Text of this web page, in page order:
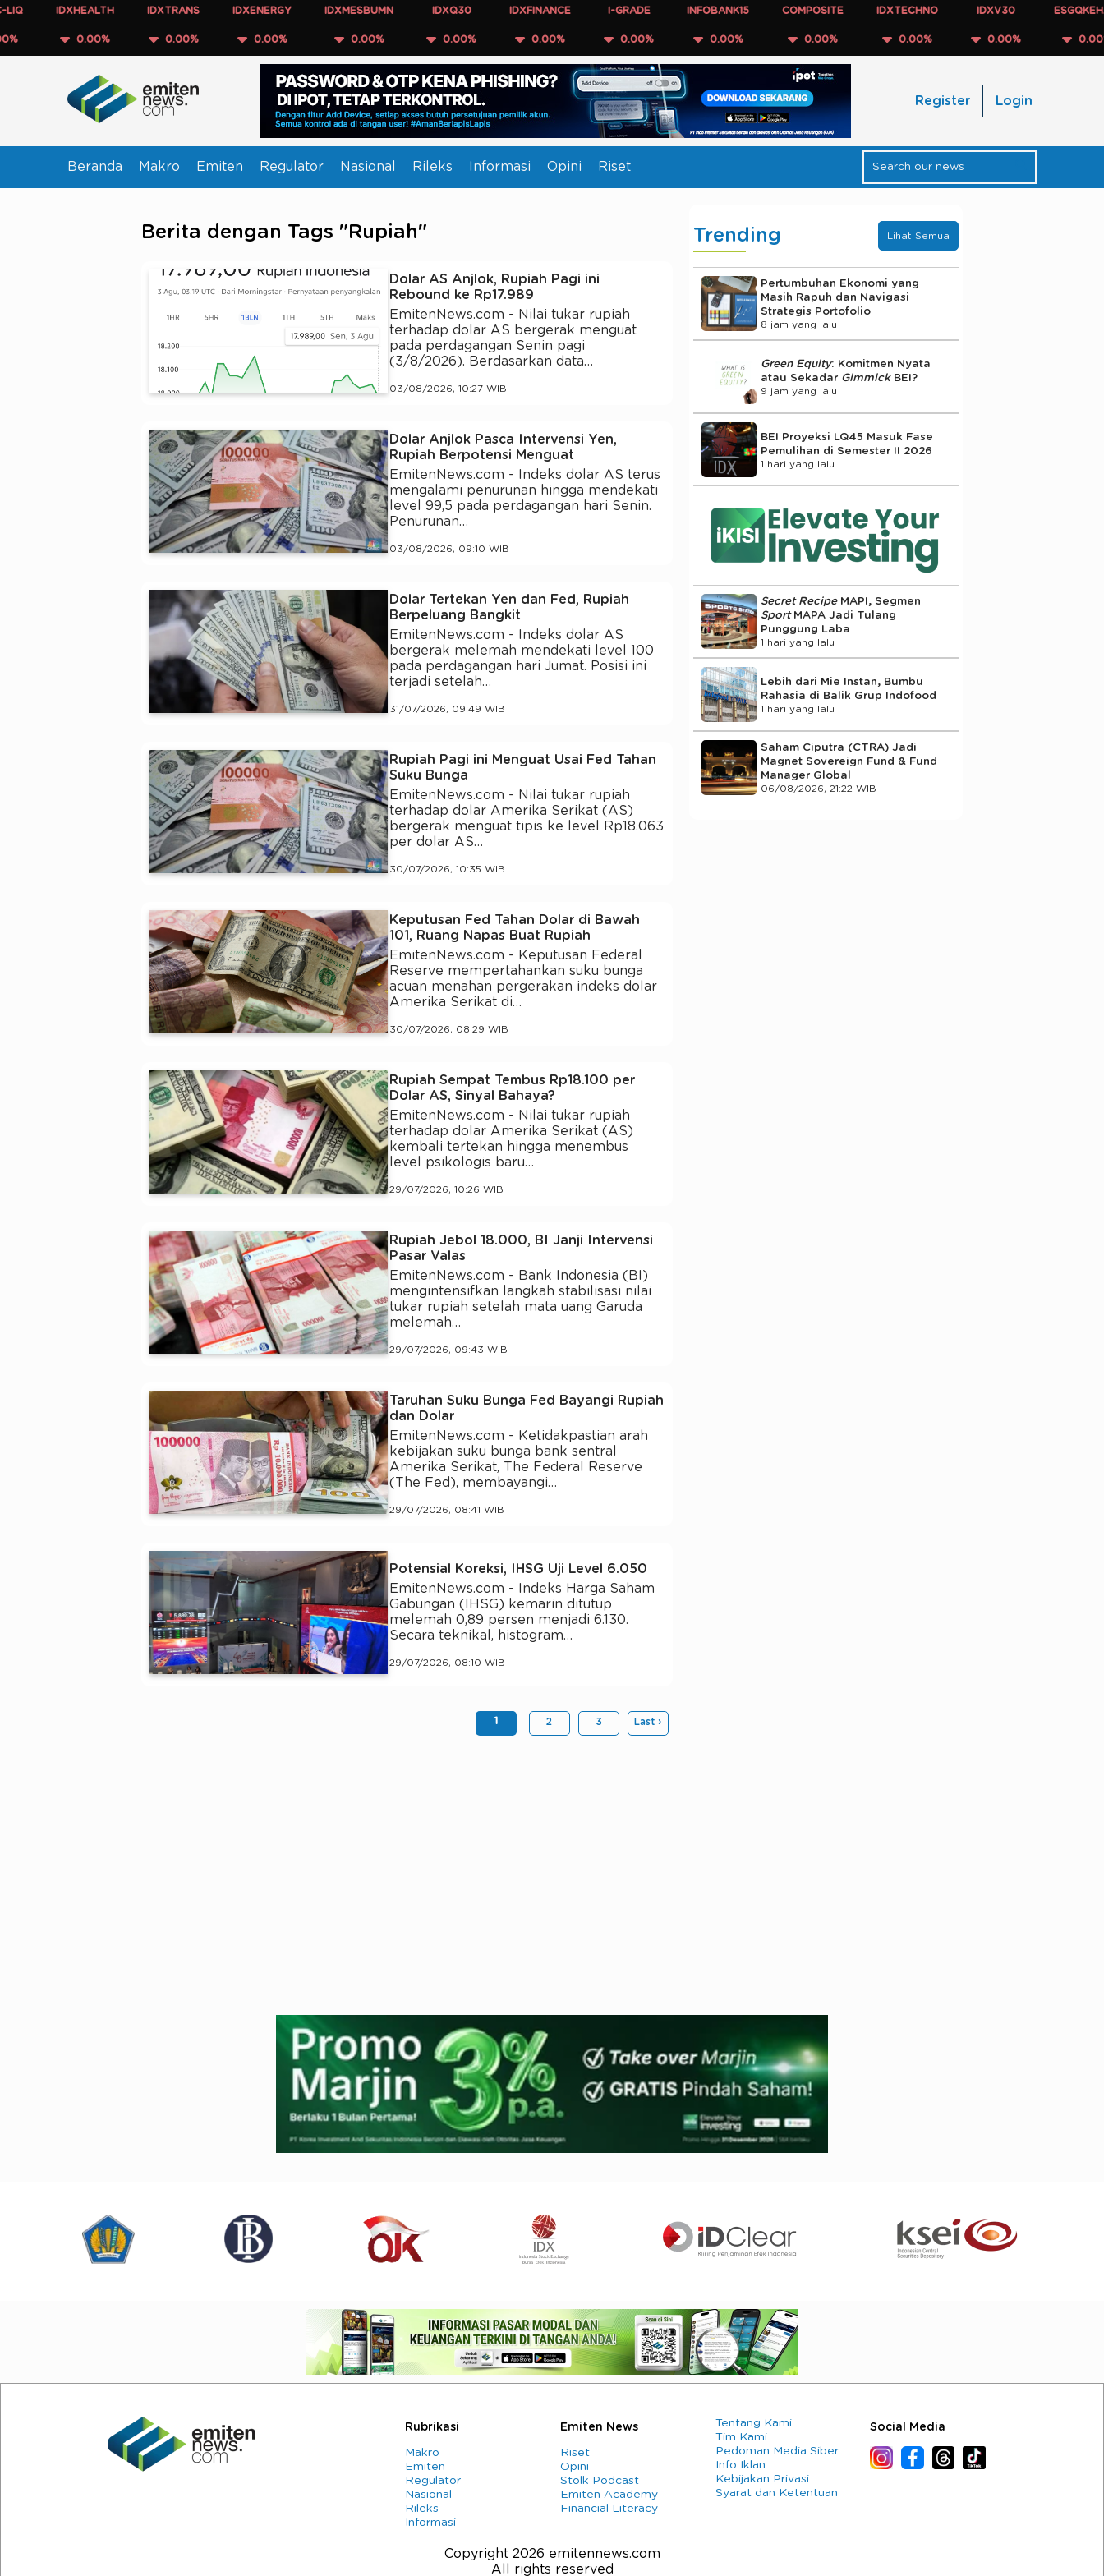
IDXHEALTH
0.00%
IDXTRANS
0.00%
IDXENERGY
0.00%
IDXMESBUMN
0.00%
IDXQ30
0.00%
IDXFINANCE
0.00%
I-GRADE
0.00%
INFOBANK15
0.00%
COMPOSITE
0.00%
IDXTECHNO
0.00%
IDXV30
0.00%
ESGQKEHATI
0.00%
Register Login
Beranda Makro Emiten Regulator Nasional Rileks Informasi Opini Riset
Berita dengan Tags "Rupiah"
Dolar AS Anjlok, Rupiah Pagi ini
Rebound ke Rp17.989
EmitenNews.com - Nilai tukar rupiah
terhadap dolar AS bergerak menguat
pada perdagangan Senin pagi
(3/8/2026). Berdasarkan data…
03/08/2026, 10:27 WIB
Dolar Anjlok Pasca Intervensi Yen,
Rupiah Berpotensi Menguat
EmitenNews.com - Indeks dolar AS terus
mengalami penurunan hingga mendekati
level 99,5 pada perdagangan hari Senin.
Penurunan…
03/08/2026, 09:10 WIB
Dolar Tertekan Yen dan Fed, Rupiah
Berpeluang Bangkit
EmitenNews.com - Indeks dolar AS
bergerak melemah mendekati level 100
pada perdagangan hari Jumat. Posisi ini
terjadi setelah…
31/07/2026, 09:49 WIB
Rupiah Pagi ini Menguat Usai Fed Tahan
Suku Bunga
EmitenNews.com - Nilai tukar rupiah
terhadap dolar Amerika Serikat (AS)
bergerak menguat tipis ke level Rp18.063
per dolar AS…
30/07/2026, 10:35 WIB
Keputusan Fed Tahan Dolar di Bawah
101, Ruang Napas Buat Rupiah
EmitenNews.com - Keputusan Federal
Reserve mempertahankan suku bunga
acuan menahan pergerakan indeks dolar
Amerika Serikat di…
30/07/2026, 08:29 WIB
Rupiah Sempat Tembus Rp18.100 per
Dolar AS, Sinyal Bahaya?
EmitenNews.com - Nilai tukar rupiah
terhadap dolar Amerika Serikat (AS)
kembali tertekan hingga menembus
level psikologis baru…
29/07/2026, 10:26 WIB
Rupiah Jebol 18.000, BI Janji Intervensi
Pasar Valas
EmitenNews.com - Bank Indonesia (BI)
mengintensifkan langkah stabilisasi nilai
tukar rupiah setelah mata uang Garuda
melemah…
29/07/2026, 09:43 WIB
Taruhan Suku Bunga Fed Bayangi Rupiah
dan Dolar
EmitenNews.com - Ketidakpastian arah
kebijakan suku bunga bank sentral
Amerika Serikat, The Federal Reserve
(The Fed), membayangi…
29/07/2026, 08:41 WIB
Potensial Koreksi, IHSG Uji Level 6.050
EmitenNews.com - Indeks Harga Saham
Gabungan (IHSG) kemarin ditutup
melemah 0,89 persen menjadi 6.130.
Secara teknikal, histogram…
29/07/2026, 08:10 WIB
1 2 3 Last ›
Trending Lihat Semua
Pertumbuhan Ekonomi yang
Masih Rapuh dan Navigasi
Strategis Portofolio
8 jam yang lalu
Green Equity: Komitmen Nyata
atau Sekadar Gimmick BEI?
9 jam yang lalu
BEI Proyeksi LQ45 Masuk Fase
Pemulihan di Semester II 2026
1 hari yang lalu
Secret RecipeMAPI, Segmen
Sport MAPA Jadi Tulang
Punggung Laba
1 hari yang lalu
Lebih dari Mie Instan, Bumbu
Rahasia di Balik Grup Indofood
1 hari yang lalu
Saham Ciputra (CTRA) Jadi
Magnet Sovereign Fund & Fund
Manager Global
06/08/2026, 21:22 WIB
Rubrikasi
Makro
Emiten
Regulator
Nasional
Rileks
Informasi
Emiten News
Riset
Opini
Stolk Podcast
Emiten Academy
Financial Literacy
Tentang Kami
Tim Kami
Pedoman Media Siber
Info Iklan
Kebijakan Privasi
Syarat dan Ketentuan
Social Media
Copyright 2026 emitennews.com
All rights reserved